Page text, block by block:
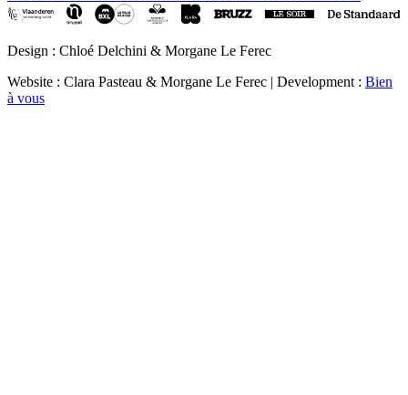
Design : Chloé Delchini & Morgane Le Ferec
Website : Clara Pasteau & Morgane Le Ferec | Development : Bien
à vous